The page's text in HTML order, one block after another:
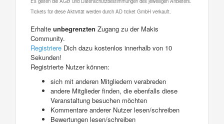
Tickets für diese Aktivität werden durch AD ticket GmbH verkauft.
Erhalte unbegrenzten Zugang zu der Makis
Community.
Registriere Dich dazu kostenlos innerhalb von 10
Sekunden!
Registrierte Nutzer können:
sich mit anderen Mitgliedern verabreden
andere Mitglieder finden, die ebenfalls diese
Veranstaltung besuchen möchten
Kommentare anderer Nutzer lesen/schreiben
Bewertungen lesen/schreiben